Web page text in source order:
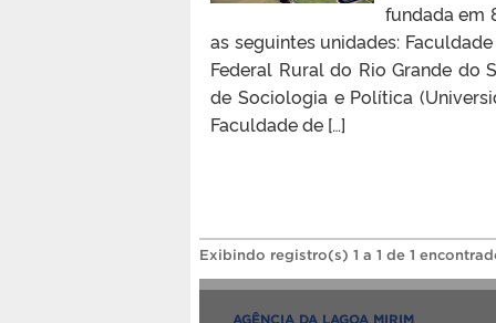
fundada em
as seguintes unidades:
Federal Rural do Rio Grande do
de Sociologia e Política
Faculdade de […]
Exibindo registro(s) 1 a 1 de 1
AGÊNCIA DA LAGOA MIRIM